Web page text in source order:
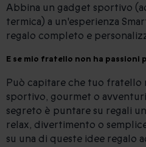
Abbina un gadget sportivo
termica) a un'esperienza
regalo completo e
E se mio fratello non ha passioni
Può capitare che tuo fratello
sportivo, gourmet o
segreto è puntare su regali
relax, divertimento o
su una di queste idee regalo